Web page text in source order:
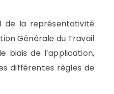
de la représentativité
Générale du Travail
biais de l’application,
différentes règles de